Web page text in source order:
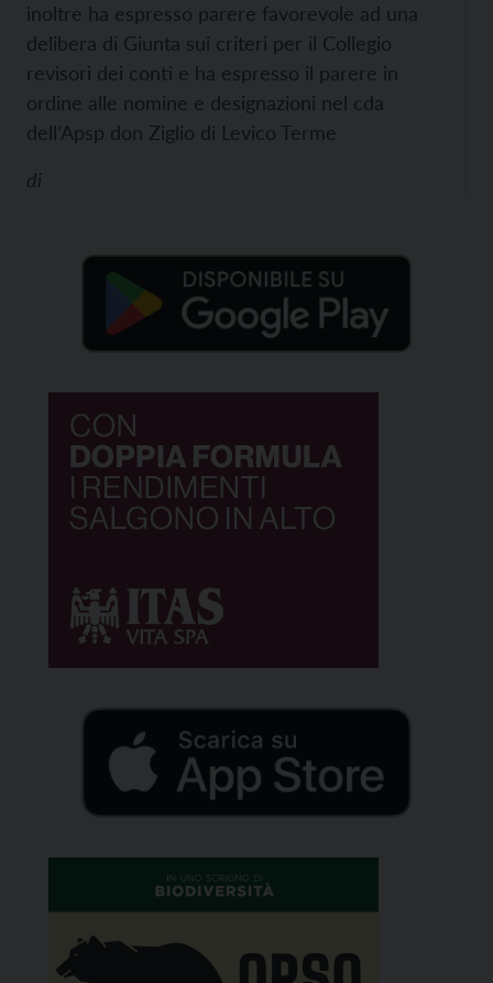
inoltre ha espresso parere favorevole ad una
delibera di Giunta sui criteri per il Collegio
revisori dei conti e ha espresso il parere in
ordine alle nomine e designazioni nel cda
dell’Apsp don Ziglio di Levico Terme
di